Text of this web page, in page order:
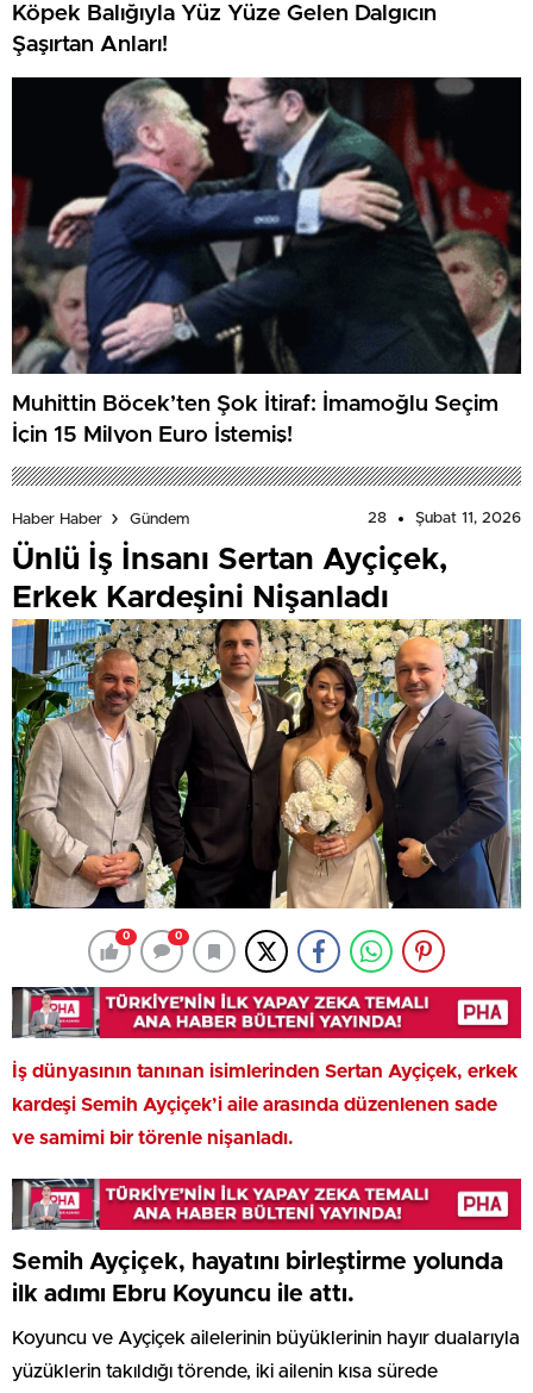
Köpek Balığıyla Yüz Yüze Gelen Dalgıcın
Şaşırtan Anları!
Muhittin Böcek’ten Şok İtiraf: İmamoğlu Seçim
İçin 15 Milyon Euro İstemiş!
Haber Haber Gündem 28 Şubat 11, 2026
Ünlü İş İnsanı Sertan Ayçiçek,
Erkek Kardeşini Nişanladı
0 0
İş dünyasının tanınan isimlerinden Sertan Ayçiçek, erkek
kardeşi Semih Ayçiçek’i aile arasında düzenlenen sade
ve samimi bir törenle nişanladı.
Semih Ayçiçek, hayatını birleştirme yolunda
ilk adımı Ebru Koyuncu ile attı.
Koyuncu ve Ayçiçek ailelerinin büyüklerinin hayır dualarıyla
yüzüklerin takıldığı törende, iki ailenin kısa sürede